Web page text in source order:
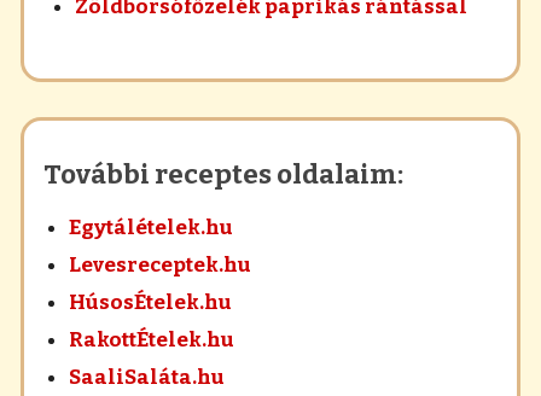
Zöldborsófőzelék paprikás rántással
További receptes oldalaim:
Egytálételek.hu
Levesreceptek.hu
HúsosÉtelek.hu
RakottÉtelek.hu
SaaliSaláta.hu